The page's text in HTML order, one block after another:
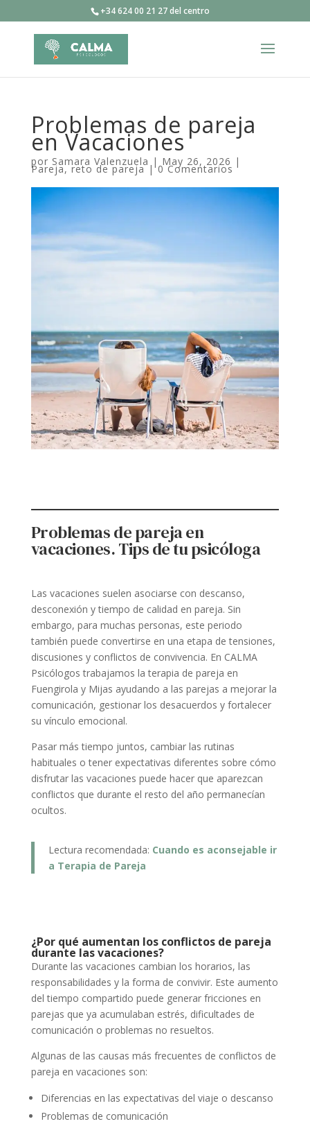
+34 624 00 21 27 del centro
Problemas de pareja
en Vacaciones
por Samara Valenzuela | May 26, 2026 |
Pareja,reto de pareja| 0 Comentarios
Problemas de pareja en
vacaciones. Tips de tu psicóloga
Las vacaciones suelen asociarse con descanso,
desconexión y tiempo de calidad en pareja. Sin
embargo, para muchas personas, este periodo
también puede convertirse en una etapa de tensiones,
discusiones y conflictos de convivencia. En CALMA
Psicólogos trabajamos la terapia de pareja en
Fuengirola y Mijas ayudando a las parejas a mejorar la
comunicación, gestionar los desacuerdos y fortalecer
su vínculo emocional.
Pasar más tiempo juntos, cambiar las rutinas
habituales o tener expectativas diferentes sobre cómo
disfrutar las vacaciones puede hacer que aparezcan
conflictos que durante el resto del año permanecían
ocultos.
Lectura recomendada: Cuando es aconsejable ir
a Terapia de Pareja
¿Por qué aumentan los conflictos de pareja
durante las vacaciones?
Durante las vacaciones cambian los horarios, las
responsabilidades y la forma de convivir. Este aumento
del tiempo compartido puede generar fricciones en
parejas que ya acumulaban estrés, dificultades de
comunicación o problemas no resueltos.
Algunas de las causas más frecuentes de conflictos de
pareja en vacaciones son:
Diferencias en las expectativas del viaje o descanso
Problemas de comunicación